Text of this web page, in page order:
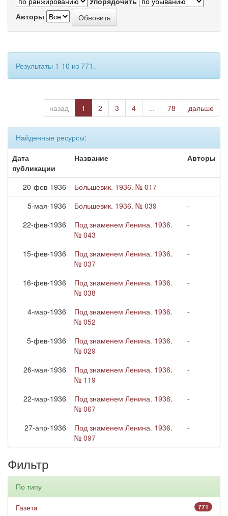
Авторы
Результаты 1-10 из 771.
назад 1 2 3 4 ... 78 дальше
Найденные ресурсы:
Дата
публикации
Название Авторы
20-фев-1936 Большевик. 1936. № 017
-
5-мая-1936
Большевик. 1936. № 039
-
22-фев-1936
Под знаменем Ленина. 1936.
№ 043
-
15-фев-1936
Под знаменем Ленина. 1936.
№ 037
-
16-фев-1936
Под знаменем Ленина. 1936.
№ 038
-
4-мар-1936
Под знаменем Ленина. 1936.
№ 052
-
5-фев-1936
Под знаменем Ленина. 1936.
№ 029
-
26-мая-1936
Под знаменем Ленина. 1936.
№ 119
-
22-мар-1936
Под знаменем Ленина. 1936.
№ 067
-
27-апр-1936
Под знаменем Ленина. 1936.
№ 097
-
Фильтр
По типу
771
Газета